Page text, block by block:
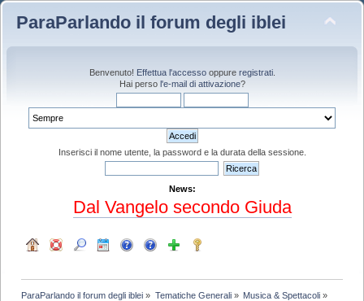
ParaParlando il forum degli iblei
Benvenuto! Effettua l'accessooppure registrati.
Hai perso l'e-mail di attivazione?
Inserisci il nome utente, la password e la durata della sessione.
News:
Dal Vangelo secondo Giuda
ParaParlando il forum degli iblei » Tematiche Generali» Musica & Spettacoli»